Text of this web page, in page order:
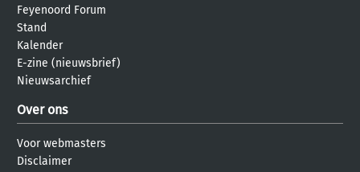
Feyenoord Forum
Stand
Kalender
E-zine (nieuwsbrief)
Nieuwsarchief
Over ons
Voor webmasters
Disclaimer